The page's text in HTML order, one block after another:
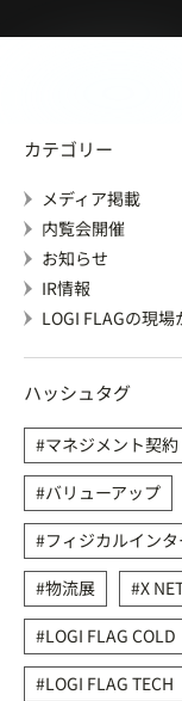
カテゴリー
メディア掲載
内覧会開催
お知らせ
IR情報
LOGI FLAGの現場
ハッシュタグ
マネジメント契約
バリューアップ
フィジカルイン
物流展
X
LOGI FLAG COLD
LOGI FLAG TECH